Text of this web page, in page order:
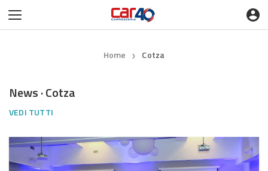
Home ❯ Cotza
News · Cotza
VEDI TUTTI